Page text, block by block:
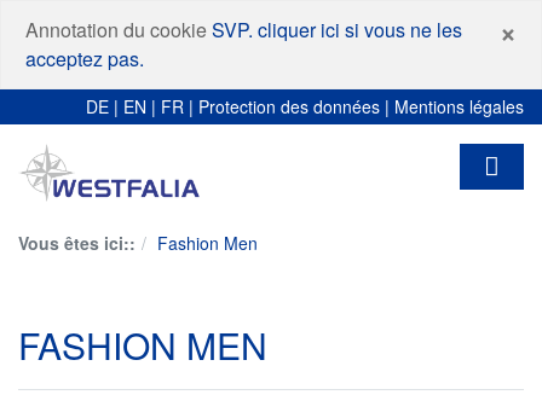
×
Annotation du cookieSVP. cliquer ici si vous ne les
acceptez pas.
DE | EN | FR | Protection des données | Mentions légales
Vous êtes ici:: Fashion Men
FASHION MEN